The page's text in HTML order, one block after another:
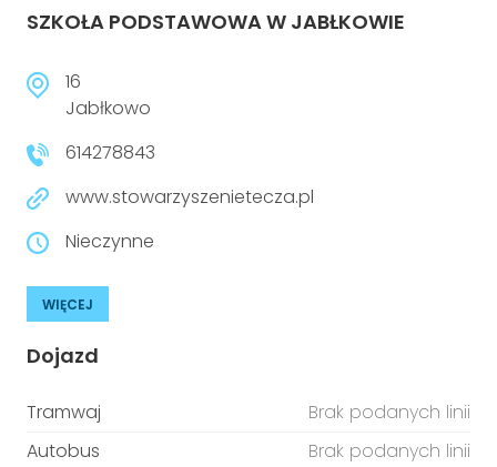
SZKOŁA PODSTAWOWA W JABŁKOWIE
16
Jabłkowo
614278843
www.stowarzyszenietecza.pl
Nieczynne
WIĘCEJ
Dojazd
Tramwaj
Brak podanych linii
Autobus
Brak podanych linii